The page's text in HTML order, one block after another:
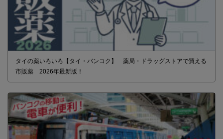
タイの薬いろいろ【タイ・バンコク】 薬局・ドラッグストアで買える
市販薬 2026年最新版！